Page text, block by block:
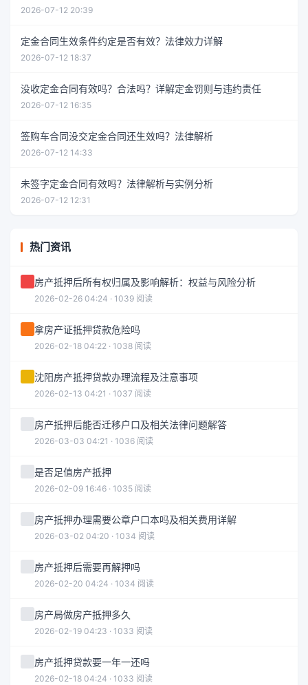
2026-07-12 20:39
定金合同生效条件约定是否有效？法律效力详解
2026-07-12 18:37
没收定金合同有效吗？合法吗？详解定金罚则与违约责任
2026-07-12 16:35
签购车合同没交定金合同还生效吗？法律解析
2026-07-12 14:33
未签字定金合同有效吗？法律解析与实例分析
2026-07-12 12:31
热门资讯
房产抵押后所有权归属及影响解析：权益与风险分析
2026-02-26 04:24 · 1039 阅读
拿房产证抵押贷款危险吗
2026-02-18 04:22 · 1038 阅读
沈阳房产抵押贷款办理流程及注意事项
2026-02-13 04:21 · 1037 阅读
房产抵押后能否迁移户口及相关法律问题解答
2026-03-03 04:21 · 1036 阅读
是否足值房产抵押
2026-02-09 16:46 · 1035 阅读
房产抵押办理需要公章户口本吗及相关费用详解
2026-03-02 04:20 · 1034 阅读
房产抵押后需要再解押吗
2026-02-20 04:24 · 1034 阅读
房产局做房产抵押多久
2026-02-19 04:23 · 1033 阅读
房产抵押贷款要一年一还吗
2026-02-18 04:24 · 1033 阅读